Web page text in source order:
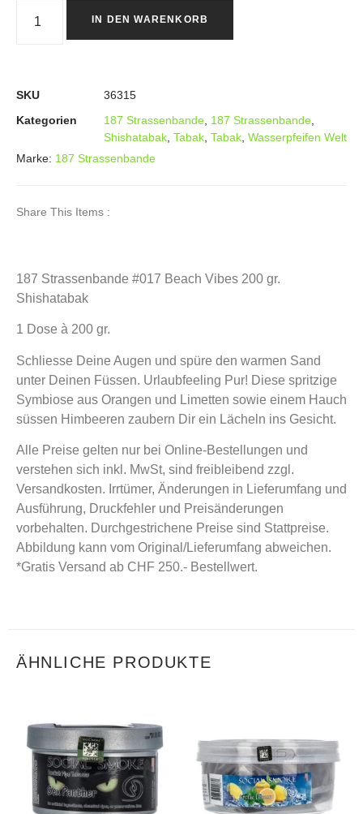
IN DEN WARENKORB
SKU
36315
Kategorien
187 Strassenbande 187 Strassenbande
Shishatabak Tabak Tabak Wasserpfeifen Welt
Marke: 187 Strassenbande
Share This Items :
187 Strassenbande #017 Beach Vibes 200 gr.
Shishatabak
1 Dose à 200 gr.
Schliesse Deine Augen und spüre den warmen Sand
unter Deinen Füssen. Urlaubfeeling Pur! Diese spritzige
Symbiose aus Orangen und Limetten sowie einem Hauch
süssen Himbeeren zaubern Dir ein Lächeln ins Gesicht.
Alle Preise gelten nur bei Online-Bestellungen und
verstehen sich inkl. MwSt, sind freibleibend zzgl.
Versandkosten. Irrtümer, Änderungen in Lieferumfang und
Ausführung, Druckfehler und Preisänderungen
vorbehalten. Durchgestrichene Preise sind Stattpreise.
Abbildung kann vom Original/Lieferumfang abweichen.
*Gratis Versand ab CHF 250.- Bestellwert.
ÄHNLICHE PRODUKTE